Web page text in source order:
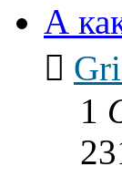
А
1